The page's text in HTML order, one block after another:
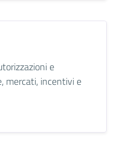
e
mercati, incentivi e